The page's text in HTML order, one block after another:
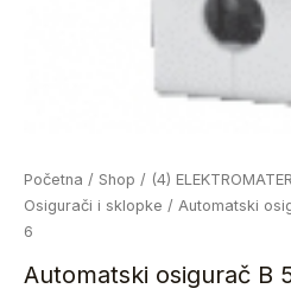
Početna / Shop / (4)
Osigurači i sklopke / Automatski
6
Automatski osigurač B
Automatski
osigurač
B
Etimat